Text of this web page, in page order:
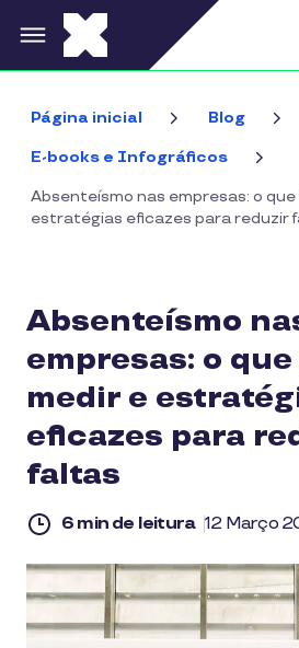
Pular para o conteúdo principal
Página inicial Blog
E-books e Infográficos
Absenteísmo nas empresas: o que
estratégias eficazes para reduzir
Absenteísmo
empresas: o que
medir e
eficazes para
faltas
6 min de leitura 12 Março